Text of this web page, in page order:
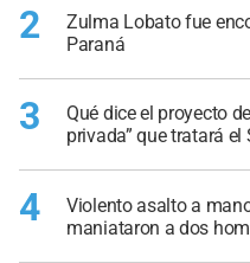
2
Zulma Lobato fue
Paraná
3
Qué dice el proyecto
privada” que tratará el
4
Violento asalto a
maniataron a dos